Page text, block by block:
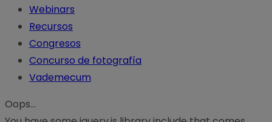
Webinars
Recursos
Congresos
Concurso de fotografía
Vademecum
Oops...